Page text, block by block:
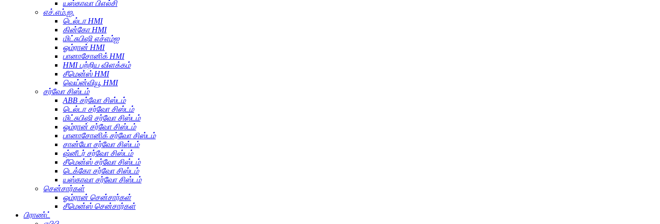
யஸ்காவா பிஎல்சி
எச்.எம்.ஐ.
டெல்டா HMI
கின்கோ HMI
மிட்சுபிஷி எச்எம்ஐ
ஓம்ரான் HMI
பானாசோனிக் HMI
HMI பற்றிய விளக்கம்
சீமென்ஸ் HMI
வெய்ன்வியூ HMI
சர்வோ சிஸ்டம்
ABB சர்வோ சிஸ்டம்
டெல்டா சர்வோ சிஸ்டம்
மிட்சுபிஷி சர்வோ சிஸ்டம்
ஓம்ரான் சர்வோ சிஸ்டம்
பானாசோனிக் சர்வோ சிஸ்டம்
சான்யோ சர்வோ சிஸ்டம்
ஷ்னீடர் சர்வோ சிஸ்டம்
சீமென்ஸ் சர்வோ சிஸ்டம்
டெக்கோ சர்வோ சிஸ்டம்
யஸ்காவா சர்வோ சிஸ்டம்
சென்சார்கள்
ஓம்ரான் சென்சார்கள்
சீமென்ஸ் சென்சார்கள்
பிராண்ட்